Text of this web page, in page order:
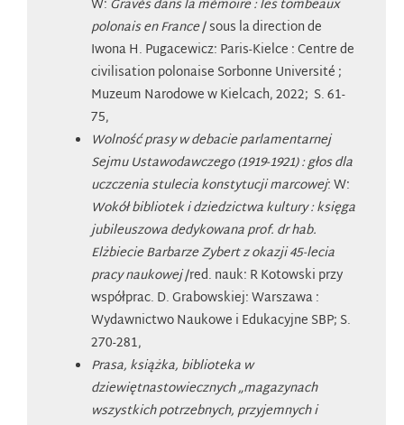
W: Gravés dans la mémoire : les tombeaux
polonais en France/ sous la direction de
Iwona H. Pugacewicz: Paris-Kielce : Centre de
civilisation polonaise Sorbonne Université ;
Muzeum Narodowe w Kielcach, 2022; S. 61-
75,
Wolność prasy w debacie parlamentarnej
Sejmu Ustawodawczego (1919-1921) : głos dla
uczczenia stulecia konstytucji marcowej: W:
Wokół bibliotek i dziedzictwa kultury : księga
jubileuszowa dedykowana prof. dr hab.
Elżbiecie Barbarze Zybert z okazji 45-lecia
pracy naukowej/red. nauk: R Kotowski przy
współprac. D. Grabowskiej: Warszawa :
Wydawnictwo Naukowe i Edukacyjne SBP; S.
270-281,
Prasa, książka, biblioteka w
dziewiętnastowiecznych „magazynach
wszystkich potrzebnych, przyjemnych i